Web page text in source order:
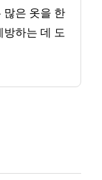
많은 옷을 한
방하는 데 도